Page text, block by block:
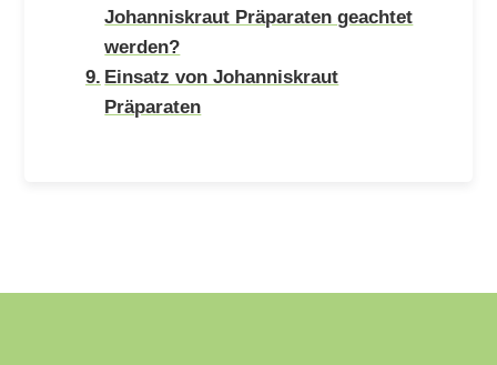
Johanniskraut Präparaten geachtet
werden?
Einsatz von Johanniskraut
Präparaten